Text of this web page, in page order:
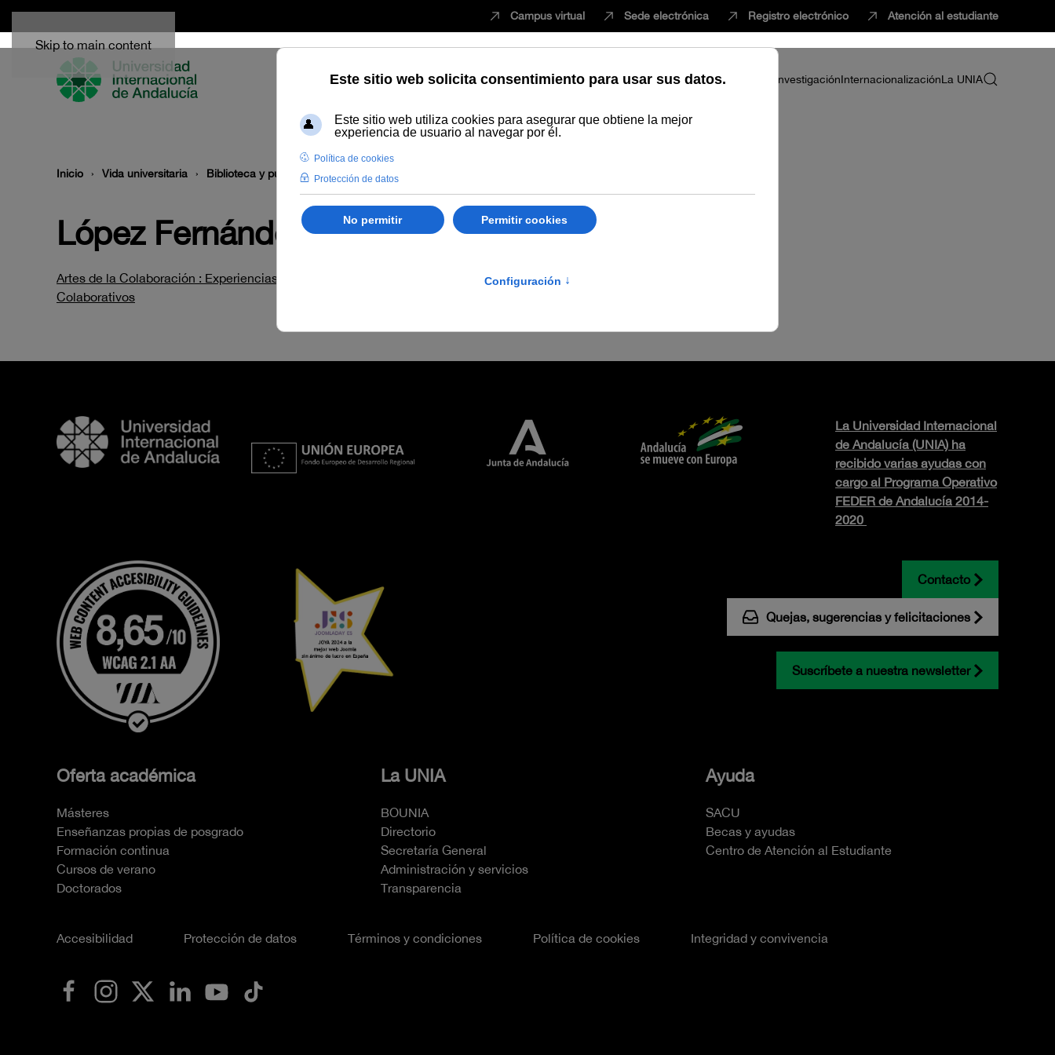
Skip to main content
Campus virtual Sede electrónica Registro electrónico Atención al estudiante
EstudiarInnovaciónVida universitariaProfesorado InvestigaciónInternacionalizaciónLa UNIA
Inicio Vida universitaria Biblioteca y publicaciones Publicaciones
López Fernández, Amapola
Artes de la Colaboración : Experiencias desde Banco de Proyectos
Colaborativos
La Universidad Internacional
de Andalucía (UNIA) ha
recibido varias ayudas con
cargo al Programa Operativo
FEDER de Andalucía 2014-
2020
Contacto
Quejas, sugerencias y felicitaciones
Suscríbete a nuestra newsletter
Oferta académica
Másteres
Enseñanzas propias de posgrado
Formación continua
Cursos de verano
Doctorados
La UNIA
BOUNIA
Directorio
Secretaría General
Administración y servicios
Transparencia
Ayuda
SACU
Becas y ayudas
Centro de Atención al Estudiante
Accesibilidad Protección de datos Términos y condiciones Política de cookies Integridad y convivencia